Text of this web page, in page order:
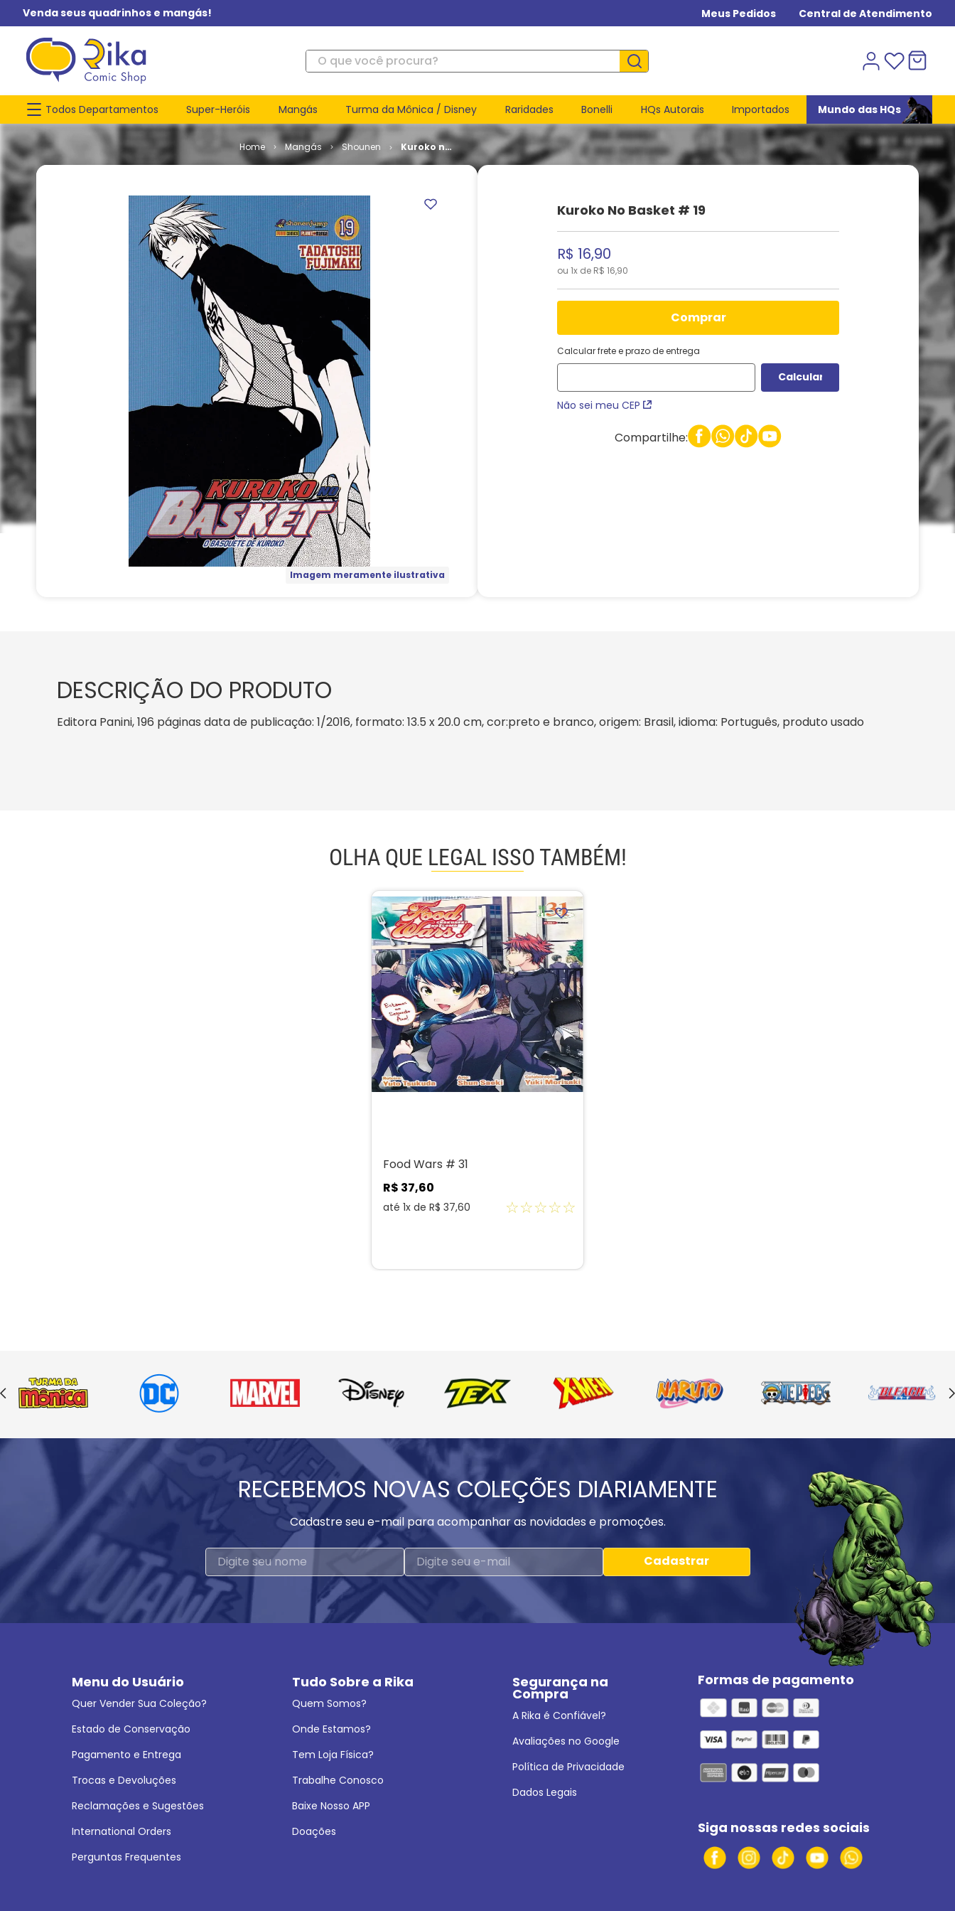
Venda seus quadrinhos e mangás! Meus Pedidos Central de Atendimento
O que você procura?
Todos Departamentos Super-Heróis Mangás Turma da Mônica / Disney Raridades Bonelli HQs Autorais Importados Mundo das HQs
Mangás Shounen
Kuroko no
Basket #
Imagem meramente ilustrativa
Kuroko No Basket # 19
R$ 16,90
ou 1x de R$ 16,90
comprar
Calcular frete e prazo de entrega
Não sei meu CEP
Compartilhe:
DESCRIÇÃO DO PRODUTO
Editora Panini, 196 páginas data de publicação: 1/2016, formato: 13.5 x 20.0 cm, cor:preto e branco, origem: Brasil, idioma: Português, produto usado
OLHA QUE LEGAL ISSO TAMBÉM!
Food Wars # 31
R$ 37,60
até 1x de R$ 37,60 ☆☆☆☆☆
RECEBEMOS NOVAS COLEÇÕES DIARIAMENTE
Cadastre seu e-mail para acompanhar as novidades e promoções.
Cadastrar
Menu do Usuário
Quer Vender Sua Coleção?
Estado de Conservação
Pagamento e Entrega
Trocas e Devoluções
Reclamações e Sugestões
International Orders
Perguntas Frequentes
Tudo Sobre a Rika
Quem Somos?
Onde Estamos?
Tem Loja Física?
Trabalhe Conosco
Baixe Nosso APP
Doações
Segurança na
Compra
A Rika é Confiável?
Avaliações no Google
Política de Privacidade
Dados Legais
Formas de pagamento
Siga nossas redes sociais